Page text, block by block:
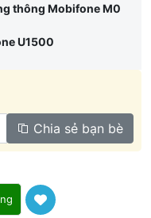
thông Mobifone M0
U1500
Chia sẻ bạn bè